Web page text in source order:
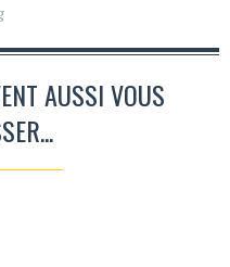
AUSSI VOUS